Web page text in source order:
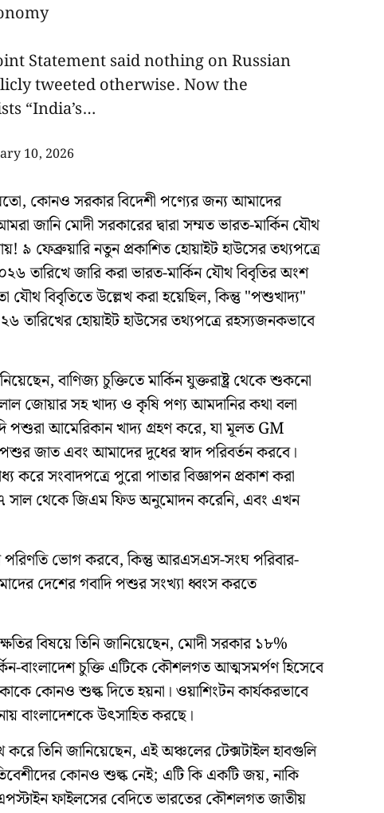
Statement said nothing on Russian
tweeted otherwise. Now the
“India’s…
10, 2026
কোনও সরকার বিদেশী পণ্যের জন্য আমাদের
জানি মোদী সরকারের দ্বারা সম্মত ভারত-মার্কিন যৌথ
ফেব্রুয়ারি নতুন প্রকাশিত হোয়াইট হাউসের তথ্যপত্রে
তারিখে জারি করা ভারত-মার্কিন যৌথ বিবৃতির অংশ
বিবৃতিতে উল্লেখ করা হয়েছিল, কিন্তু "পশুখাদ্য"
তারিখের হোয়াইট হাউসের তথ্যপত্রে রহস্যজনকভাবে
বাণিজ্য চুক্তিতে মার্কিন যুক্তরাষ্ট্র থেকে শুকনো
জোয়ার সহ খাদ্য ও কৃষি পণ্য আমদানির কথা বলা
পশুরা আমেরিকান খাদ্য গ্রহণ করে, যা মূলত GM
জাত এবং আমাদের দুধের স্বাদ পরিবর্তন করবে।
সংবাদপত্রে পুরো পাতার বিজ্ঞাপন প্রকাশ করা
সাল থেকে জিএম ফিড অনুমোদন করেনি, এবং এখন
পরিণতি ভোগ করবে, কিন্তু আরএসএস-সংঘ পরিবার-
দেশের গবাদি পশুর সংখ্যা ধ্বংস করতে
বিষয়ে তিনি জানিয়েছেন, মোদী সরকার ১৮%
বাংলাদেশ চুক্তি এটিকে কৌশলগত আত্মসমর্পণ হিসেবে
কোনও শুল্ক দিতে হয়না। ওয়াশিংটন কার্যকরভাবে
বাংলাদেশকে উৎসাহিত করছে।
তিনি জানিয়েছেন, এই অঞ্চলের টেক্সটাইল হাবগুলি
কোনও শুল্ক নেই; এটি কি একটি জয়, নাকি
ফাইলসের বেদিতে ভারতের কৌশলগত জাতীয়